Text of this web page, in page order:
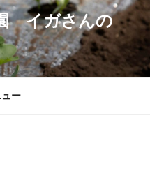
イガさんの
ュー